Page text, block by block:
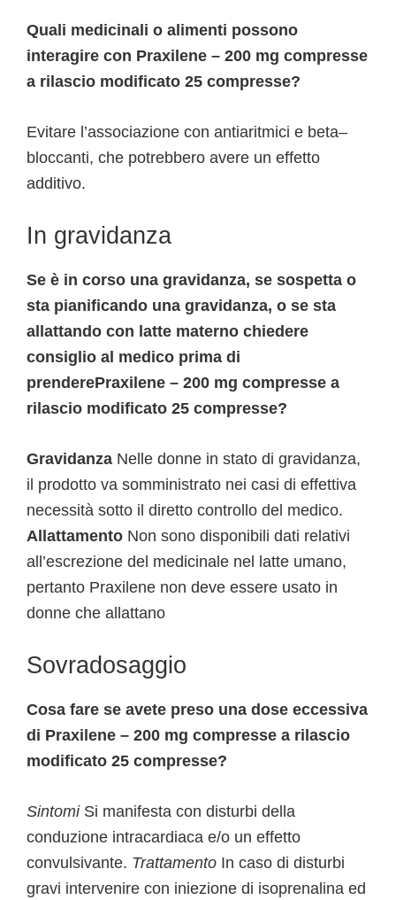
Quali medicinali o alimenti possono
interagire con Praxilene – 200 mg compresse
a rilascio modificato 25 compresse?
Evitare l’associazione con antiaritmici e beta–
bloccanti, che potrebbero avere un effetto
additivo.
In gravidanza
Se è in corso una gravidanza, se sospetta o
sta pianificando una gravidanza, o se sta
allattando con latte materno chiedere
consiglio al medico prima di
prenderePraxilene – 200 mg compresse a
rilascio modificato 25 compresse?
Gravidanza Nelle donne in stato di gravidanza,
il prodotto va somministrato nei casi di effettiva
necessità sotto il diretto controllo del medico.
Allattamento Non sono disponibili dati relativi
all’escrezione del medicinale nel latte umano,
pertanto Praxilene non deve essere usato in
donne che allattano
Sovradosaggio
Cosa fare se avete preso una dose eccessiva
di Praxilene – 200 mg compresse a rilascio
modificato 25 compresse?
Sintomi Si manifesta con disturbi della
conduzione intracardiaca e/o un effetto
convulsivante. Trattamento In caso di disturbi
gravi intervenire con iniezione di isoprenalina ed